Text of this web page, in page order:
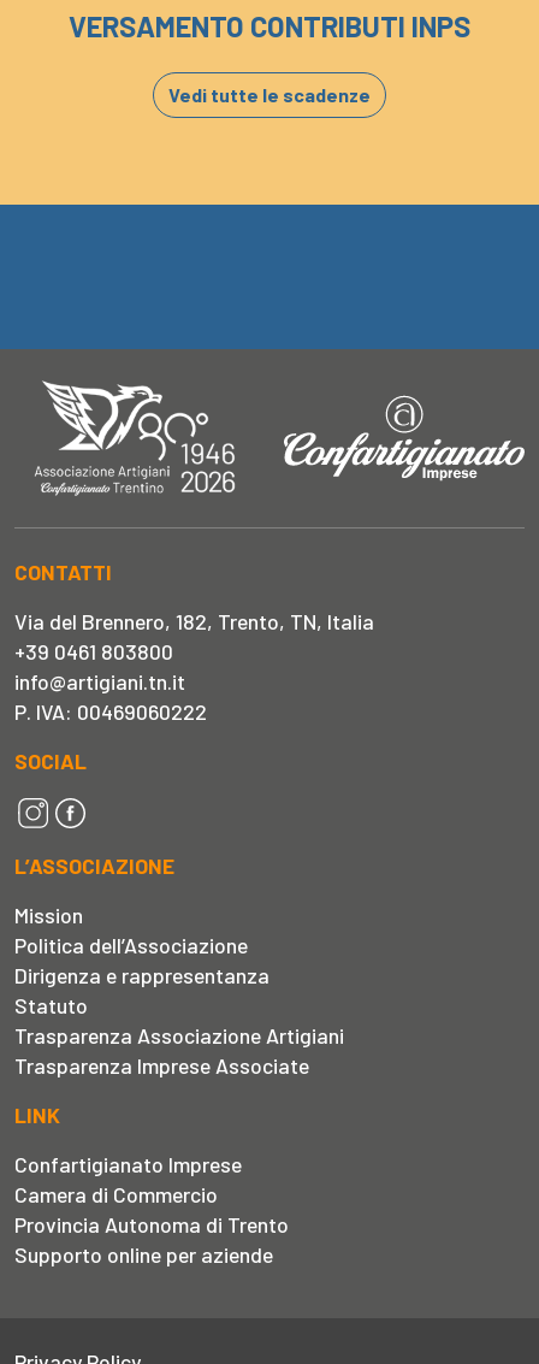
VERSAMENTO CONTRIBUTI INPS
Vedi tutte le scadenze
CONTATTI
Via del Brennero, 182, Trento, TN, Italia
+39 0461 803800
info@artigiani.tn.it
P. IVA: 00469060222
SOCIAL
L’ASSOCIAZIONE
Mission
Politica dell’Associazione
Dirigenza e rappresentanza
Statuto
Trasparenza Associazione Artigiani
Trasparenza Imprese Associate
LINK
Confartigianato Imprese
Camera di Commercio
Provincia Autonoma di Trento
Supporto online per aziende